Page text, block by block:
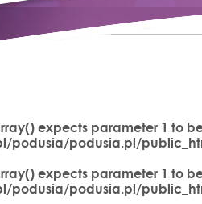
layout/pinkPodusia/
expects parameter 1 to
podusia/podusia.pl/
expects parameter 1 to
podusia/podusia.pl/